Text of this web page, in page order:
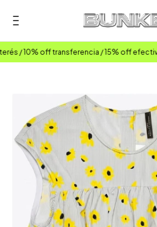
/ 10% off transferencia / 15% off efectivo